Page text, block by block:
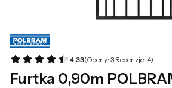
4.33(Oceny: 3 Recenzje: 4)
Furtka 0,90m